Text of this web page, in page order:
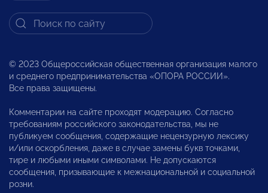
© 2023 Общероссийская общественная организация малого
и среднего предпринимательства «ОПОРА РОССИИ».
Все права защищены.
Комментарии на сайте проходят модерацию. Согласно
требованиям российского законодательства, мы не
публикуем сообщения, содержащие нецензурную лексику
и/или оскорбления, даже в случае замены букв точками,
тире и любыми иными символами. Не допускаются
сообщения, призывающие к межнациональной и социальной
розни.